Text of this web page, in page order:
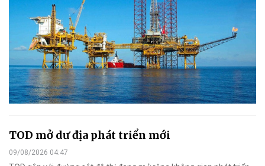
TOD mở dư địa phát triển mới
09/08/2026 04:47